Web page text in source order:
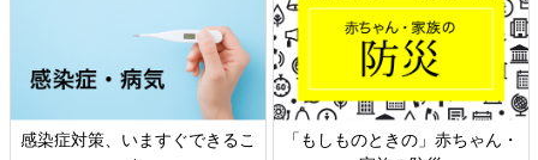
対策、いますぐできるこ
「もしものときの」赤ちゃん・
日本